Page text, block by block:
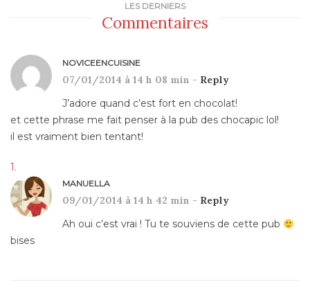
LES DERNIERS
Commentaires
NOVICEENCUISINE
07/01/2014 à 14 h 08 min - Reply
J’adore quand c’est fort en chocolat!
et cette phrase me fait penser à la pub des chocapic lol!
il est vraiment bien tentant!
MANUELLA
09/01/2014 à 14 h 42 min - Reply
Ah oui c’est vrai ! Tu te souviens de cette pub
bises